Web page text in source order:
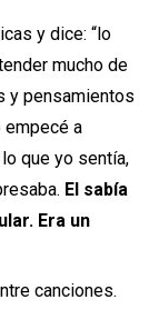
y dice: “lo
mucho de
y pensamientos
empecé a
que yo sentía,
El sabía
Era un
canciones.